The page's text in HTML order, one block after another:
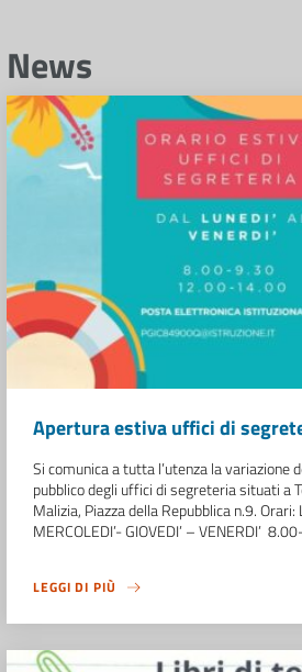
News
Apertura estiva uffici di
Si comunica a tutta l’utenza la variazione
pubblico degli uffici di segreteria situati a
Malizia, Piazza della Repubblica n.9. Orari:
MERCOLEDI’- GIOVEDI’ – VENERDI’
LEGGI DI PIÙ